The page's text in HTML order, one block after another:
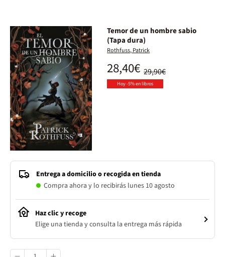
Temor de un hombre sabio
(Tapa dura)
Rothfuss, Patrick
29,90€
28,40€
Hoy -5% en libros
Entrega a domicilio o recogida en tienda
Compra ahora y lo recibirás lunes 10 agosto
Haz clic y recoge
Elige una tienda y consulta la entrega más rápida